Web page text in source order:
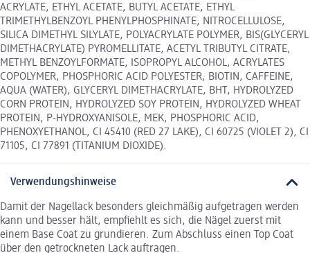
ACRYLATE, ETHYL ACETATE, BUTYL ACETATE, ETHYL
TRIMETHYLBENZOYL PHENYLPHOSPHINATE, NITROCELLULOSE,
SILICA DIMETHYL SILYLATE, POLYACRYLATE POLYMER, BIS(GLYCERYL
DIMETHACRYLATE) PYROMELLITATE, ACETYL TRIBUTYL CITRATE,
METHYL BENZOYLFORMATE, ISOPROPYL ALCOHOL, ACRYLATES
COPOLYMER, PHOSPHORIC ACID POLYESTER, BIOTIN, CAFFEINE,
AQUA (WATER), GLYCERYL DIMETHACRYLATE, BHT, HYDROLYZED
CORN PROTEIN, HYDROLYZED SOY PROTEIN, HYDROLYZED WHEAT
PROTEIN, P-HYDROXYANISOLE, MEK, PHOSPHORIC ACID,
PHENOXYETHANOL, CI 45410 (RED 27 LAKE), CI 60725 (VIOLET 2), CI
71105, CI 77891 (TITANIUM DIOXIDE).
Verwendungshinweise
Damit der Nagellack besonders gleichmäßig aufgetragen werden
kann und besser hält, empfiehlt es sich, die Nägel zuerst mit
einem Base Coat zu grundieren. Zum Abschluss einen Top Coat
über den getrockneten Lack auftragen.